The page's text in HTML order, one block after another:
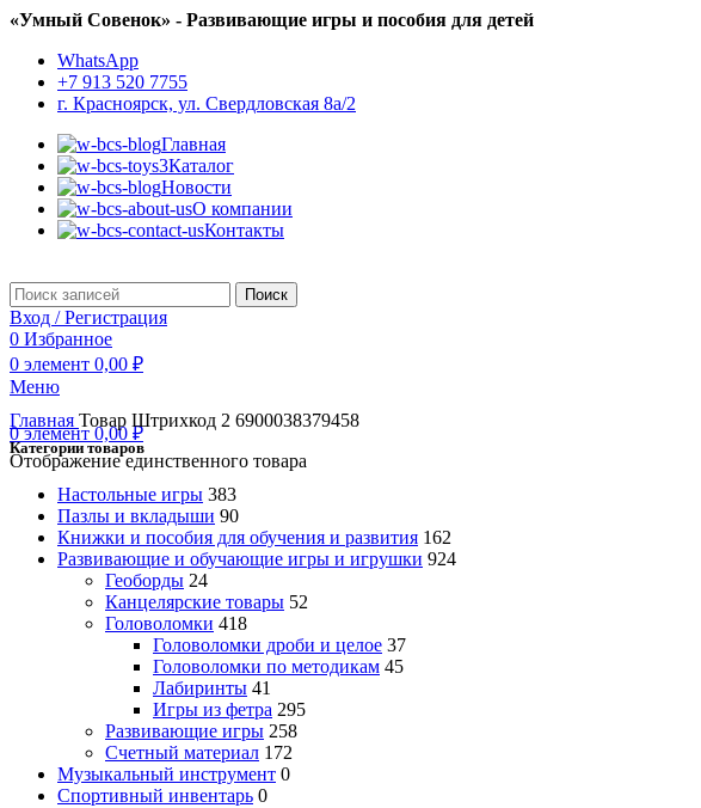
«Умный Совенок» - Развивающие игры и пособия для детей
WhatsApp
+7 913 520 7755
г. Красноярск, ул. Свердловская 8а/2
Главная
Каталог
Новости
О компании
Контакты
Поиск
Вход / Регистрация
0 Избранное
0 элемент 0,00 ₽
Меню
0элемент 0,00₽
Главная Товар Штрихкод 2 6900038379458
Отображение единственного товара
Категории товаров
Настольные игры 383
Пазлы и вкладыши 90
Книжки и пособия для обучения и развития 162
Развивающие и обучающие игры и игрушки 924
Геоборды 24
Канцелярские товары 52
Головоломки 418
Головоломки дроби и целое 37
Головоломки по методикам 45
Лабиринты 41
Игры из фетра 295
Развивающие игры 258
Счетный материал 172
Музыкальный инструмент 0
Спортивный инвентарь 0